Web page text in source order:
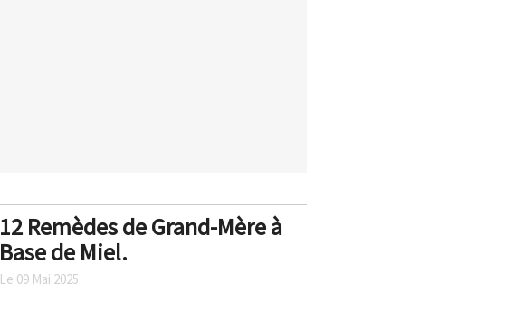
12 Remèdes de Grand-Mère à
Base de Miel.
Le 09 Mai 2025